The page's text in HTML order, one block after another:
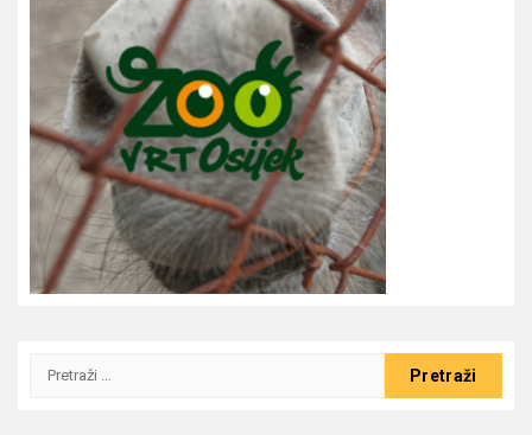
Pretraži: